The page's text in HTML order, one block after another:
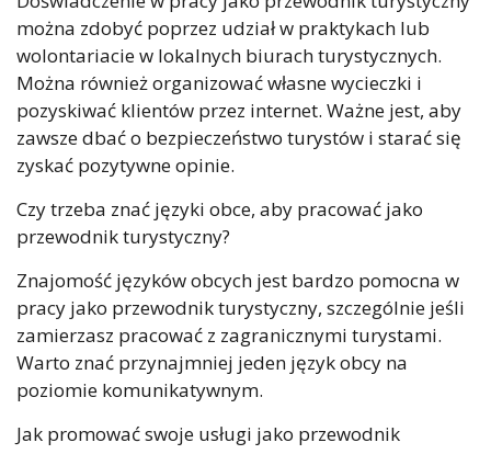
można zdobyć poprzez udział w praktykach lub
wolontariacie w lokalnych biurach turystycznych.
Można również organizować własne wycieczki i
pozyskiwać klientów przez internet. Ważne jest, aby
zawsze dbać o bezpieczeństwo turystów i starać się
zyskać pozytywne opinie.
Czy trzeba znać języki obce, aby pracować jako
przewodnik turystyczny?
Znajomość języków obcych jest bardzo pomocna w
pracy jako przewodnik turystyczny, szczególnie jeśli
zamierzasz pracować z zagranicznymi turystami.
Warto znać przynajmniej jeden język obcy na
poziomie komunikatywnym.
Jak promować swoje usługi jako przewodnik